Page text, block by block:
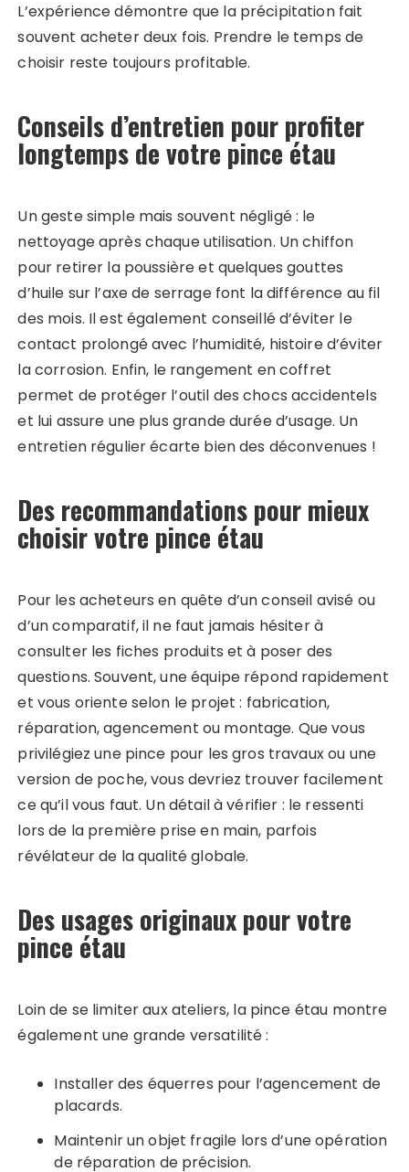
L’expérience démontre que la précipitation fait
souvent acheter deux fois. Prendre le temps de
choisir reste toujours profitable.
Conseils d’entretien pour profiter
longtemps de votre pince étau
Un geste simple mais souvent négligé : le
nettoyage après chaque utilisation. Un chiffon
pour retirer la poussière et quelques gouttes
d’huile sur l’axe de serrage font la différence au fil
des mois. Il est également conseillé d’éviter le
contact prolongé avec l’humidité, histoire d’éviter
la corrosion. Enfin, le rangement en coffret
permet de protéger l’outil des chocs accidentels
et lui assure une plus grande durée d’usage. Un
entretien régulier écarte bien des déconvenues !
Des recommandations pour mieux
choisir votre pince étau
Pour les acheteurs en quête d’un conseil avisé ou
d’un comparatif, il ne faut jamais hésiter à
consulter les fiches produits et à poser des
questions. Souvent, une équipe répond rapidement
et vous oriente selon le projet : fabrication,
réparation, agencement ou montage. Que vous
privilégiez une pince pour les gros travaux ou une
version de poche, vous devriez trouver facilement
ce qu’il vous faut. Un détail à vérifier : le ressenti
lors de la première prise en main, parfois
révélateur de la qualité globale.
Des usages originaux pour votre
pince étau
Loin de se limiter aux ateliers, la pince étau montre
également une grande versatilité :
Installer des équerres pour l’agencement de
placards.
Maintenir un objet fragile lors d’une opération
de réparation de précision.